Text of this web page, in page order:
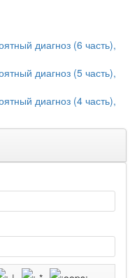
диагноз (6 часть),
диагноз (5 часть),
диагноз (4 часть),